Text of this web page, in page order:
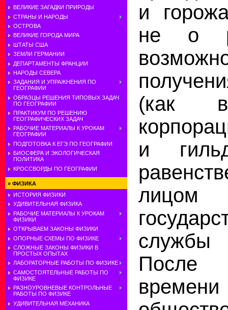
ВЕЛИКИЕ ЗАГАДКИ ПРИРОДЫ
СТРАНЫ И НАРОДЫ
ОСТРОВА
ВЕЛИКИЕ ГОРОДА МИРА
ШТАТЫ США
ЗЕМЛИ ГЕРМАНИИ
ДЕПАРТАМЕНТЫ ФРАНЦИИ
НАРОДЫ СЕВЕРА
ЗАДАНИЯ И УПРАЖНЕНИЯ ПО
ГЕОГРАФИИ
ОБРАЗЦЫ РЕШЕНИЯ ТИПОВЫХ ЗАДАЧ
ПО ГЕОГРАФИИ
ПРАКТИКУМ ПО РЕШЕНИЮ
ГЕОГРАФИЧЕСКИХ ЗАДАЧ
РАБОЧИЕ МАТЕРИАЛЫ К УРОКАМ
ГЕОГРАФИИ
ПОДГОТОВКА К ЕГЭ ПО ГЕОГРАФИИ
БИОСФЕРА И ЭКОЛОГИЧЕСКАЯ
ПОЛИТИКА
КРОССВОРДЫ ПО ГЕОГРАФИИ
» ФИЗИКА
ИСТОРИЯ ФИЗИКИ
УДИВИТЕЛЬНАЯ ФИЗИКА
РАБОЧИЕ МАТЕРИАЛЫ К УРОКАМ
ФИЗИКИ
ОТКРЫВАЕМ ЗАКОНЫ ФИЗИКИ
ОПОРНЫЕ СХЕМЫ ПО ФИЗИКЕ
СЛОЖНЫЕ ЗАКОНЫ ФИЗИКИ В
ПРОСТЫХ ОПЫТАХ
ЛАБОРАТОРНЫЕ РАБОТЫ ПО ФИЗИКЕ
САМОСТОЯТЕЛЬНЫЕ РАБОТЫ ПО
ФИЗИКЕ
РАЗНОУРОВНЕВЫЕ КОНТРОЛЬНЫЕ
РАБОТЫ ПО ФИЗИКЕ
УДИВИТЕЛЬНАЯ МЕХАНИКА
и
не о
(как
и
После